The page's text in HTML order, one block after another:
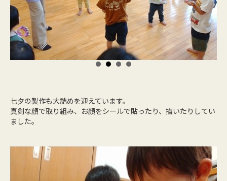
七夕の製作も大詰めを迎えています。
真剣な顔で取り組み、お顔をシールで貼ったり、描いたりしてい
ました。